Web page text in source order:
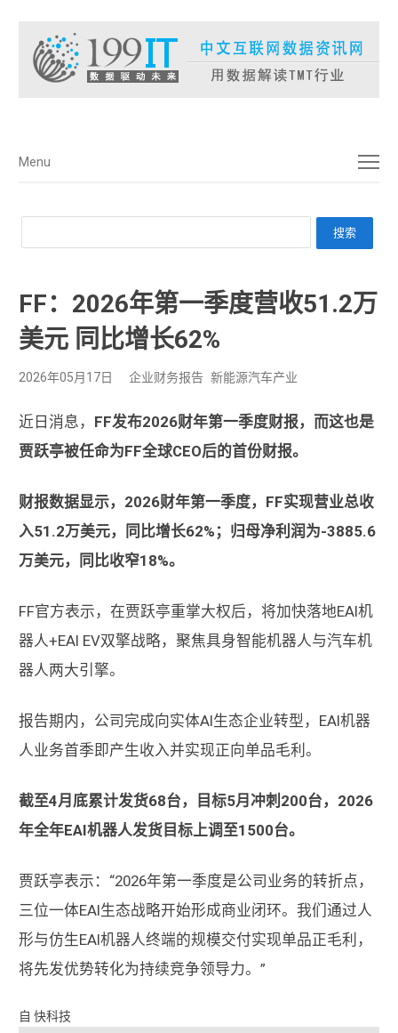
菜单
Menu
FF：2026年第一季度营收51.2万
美元 同比增长62%
2026年05月17日 企业财务报告 新能源汽车产业
近日消息， FF发布2026财年第一季度财报，而这也是
贾跃亭被任命为FF全球CEO后的首份财报。
财报数据显示，2026财年第一季度，FF实现营业总收
入51.2万美元，同比增长62%；归母净利润为-3885.6
万美元，同比收窄18%。
FF官方表示，在贾跃亭重掌大权后，将加快落地EAI机
器人+EAI EV双擎战略，聚焦具身智能机器人与汽车机
器人两大引擎。
报告期内，公司完成向实体AI生态企业转型，EAI机器
人业务首季即产生收入并实现正向单品毛利。
截至4月底累计发货68台，目标5月冲刺200台，2026
年全年EAI机器人发货目标上调至1500台。
贾跃亭表示：“2026年第一季度是公司业务的转折点，
三位一体EAI生态战略开始形成商业闭环。我们通过人
形与仿生EAI机器人终端的规模交付实现单品正毛利，
将先发优势转化为持续竞争领导力。”
自 快科技